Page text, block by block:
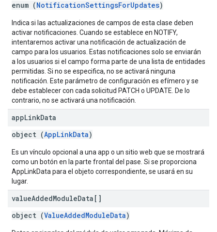
enum (NotificationSettingsForUpdates)
Indica si las actualizaciones de campos de esta clase deben
activar notificaciones. Cuando se establece en NOTIFY,
intentaremos activar una notificación de actualización de
campo para los usuarios. Estas notificaciones solo se enviarán
a los usuarios si el campo forma parte de una lista de entidades
permitidas. Si no se especifica, no se activará ninguna
notificación. Este parámetro de configuración es efímero y se
debe establecer con cada solicitud PATCH o UPDATE. De lo
contrario, no se activará una notificación.
appLinkData
object (AppLinkData)
Es un vínculo opcional a una app o un sitio web que se mostrará
como un botón en la parte frontal del pase. Si se proporciona
AppLinkData para el objeto correspondiente, se usará en su
lugar.
valueAddedModuleData[]
object (ValueAddedModuleData)